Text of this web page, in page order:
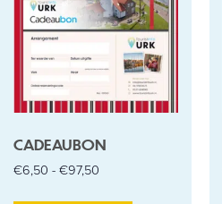
CADEAUBON
€6,50 - €97,50